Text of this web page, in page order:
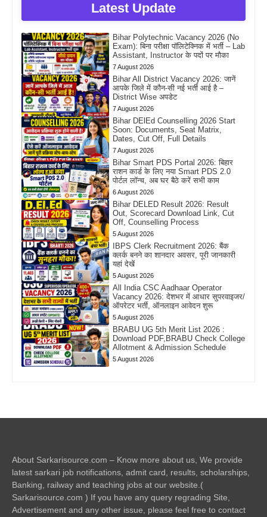
Latest Update
Bihar Polytechnic Vacancy 2026 (No
Exam): बिना परीक्षा पॉलिटेक्निक में भर्ती – Lab
Assistant, Instructor के पदों पर मौका
7 August 2026
Bihar All District Vacancy 2026: जानें
आपके जिले में कौन-सी नई भर्ती आई है –
District Wise अपडेट
7 August 2026
Bihar DElEd Counselling 2026 Start
Soon: Documents, Seat Matrix,
Dates, Cut Off, Full Details
7 August 2026
Bihar Smart PDS Portal 2026: बिहार
राशन कार्ड के लिए नया Smart PDS 2.0
पोर्टल लॉन्च, अब घर बैठे करें सभी काम
6 August 2026
Bihar DELED Result 2026: Result
Out, Scorecard Download Link, Cut
Off, Counselling Process
5 August 2026
IBPS Clerk Recruitment 2026: बैंक
क्लर्क बनने का शानदार अवसर, पूरी जानकारी
यहां देखें
5 August 2026
All India CSC Aadhaar Operator
Vacancy 2026: देशभर में आधार सुपरवाइजर/
ऑपरेटर भर्ती, ऑनलाइन आवेदन शुरू
5 August 2026
BRABU UG 5th Merit List 2026 :
Download PDF,BRABU Check College
Allotment & Admission Schedule
5 August 2026
About Sarkarisource.com – Know more about us, We provide
latest sarkari job notifications, admit card, results, scholarships,
Banking, railway and teaching jobs at our website.(
Sarkarisource.com ) If you have any query regrading Site,
Advertisement and any other issue, please feel free to contact